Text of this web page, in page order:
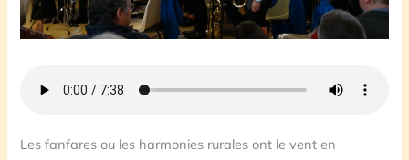
Les fanfares ou les harmonies rurales ont le vent en